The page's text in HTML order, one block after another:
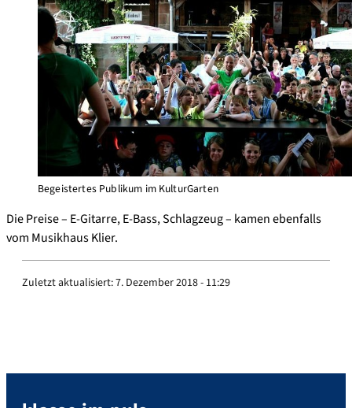
Begeistertes Publikum im KulturGarten
Die Preise – E-Gitarre, E-Bass, Schlagzeug – kamen ebenfalls
vom Musikhaus Klier.
Zuletzt aktualisiert:7. Dezember 2018 - 11:29